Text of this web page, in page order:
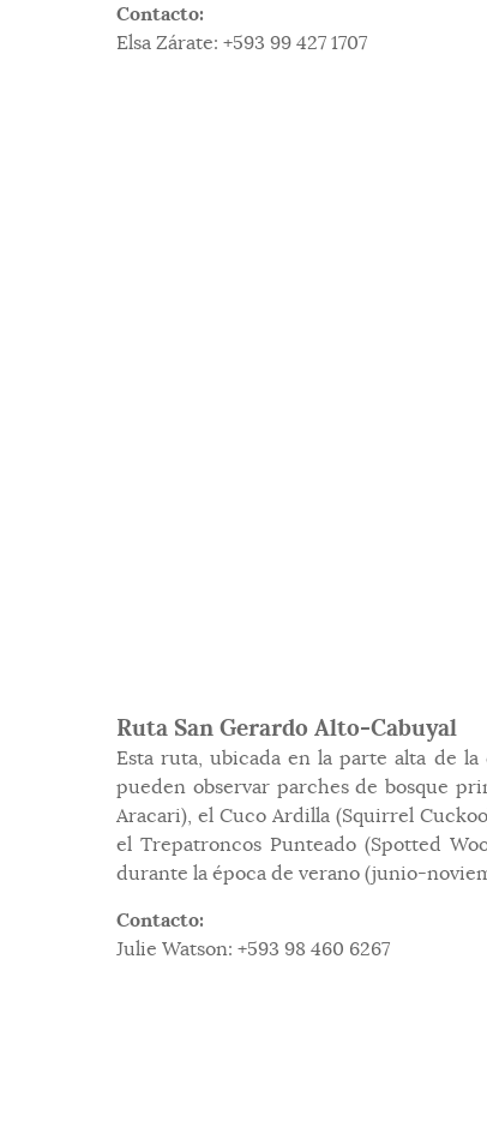
Contacto:
Elsa Zárate: +593 99 427 1707
Ruta San Gerardo Alto-Cabuyal
Esta ruta, ubicada en la parte alta de
pueden observar parches de bosque
Aracari), el Cuco Ardilla (Squirrel
el Trepatroncos Punteado (Spotted
durante la época de verano (junio-
Contacto:
Julie Watson: +593 98 460 6267